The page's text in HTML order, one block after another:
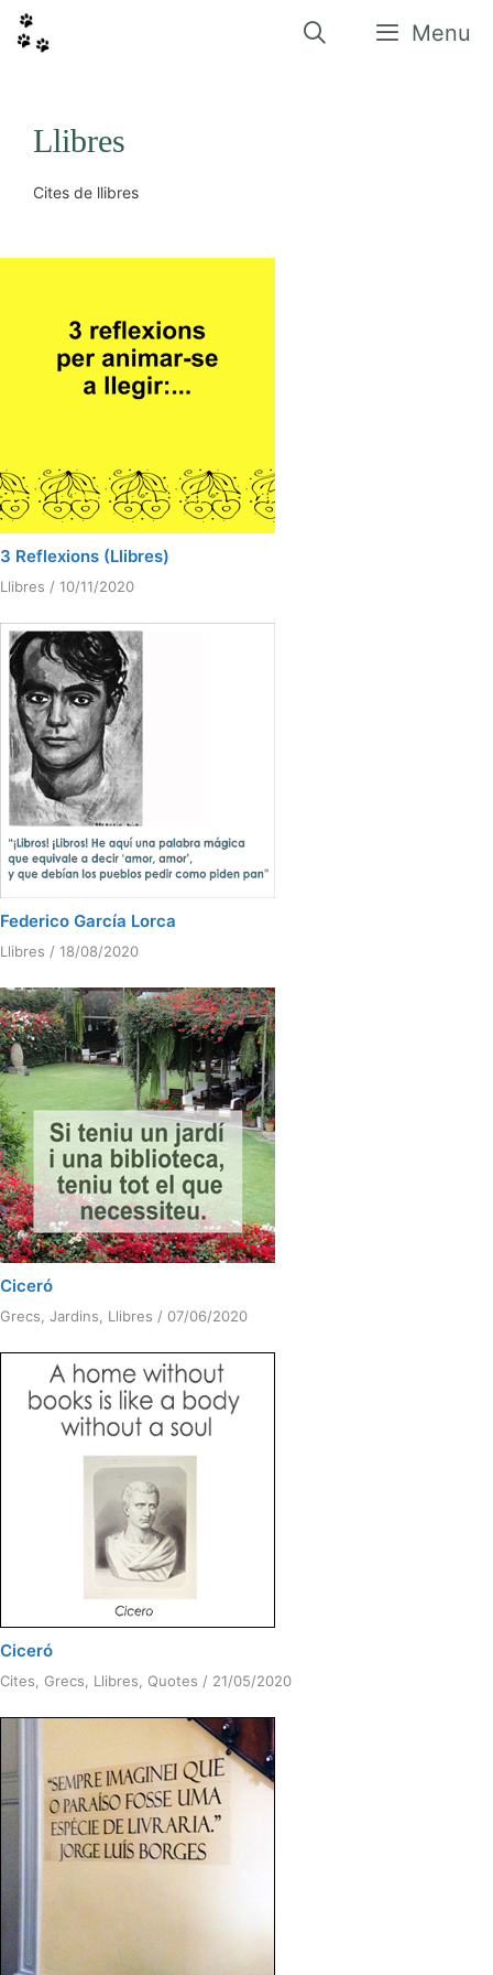
contingut
Menu
Llibres
Cites de llibres
3 Reflexions (Llibres)
Llibres / 10/11/2020
Federico García Lorca
Llibres / 18/08/2020
Ciceró
Grecs Jardins Llibres / 07/06/2020
Ciceró
Cites Grecs Llibres Quotes / 21/05/2020